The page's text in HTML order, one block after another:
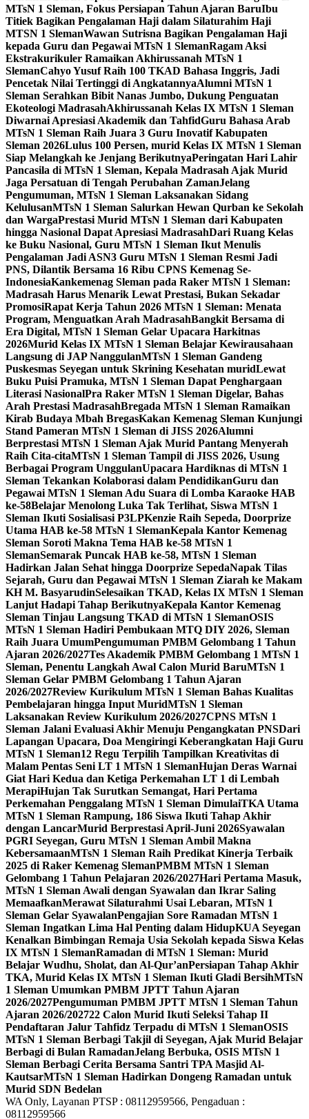
MTsN 1 Sleman, Fokus Persiapan Tahun Ajaran BaruIbu
Titiek Bagikan Pengalaman Haji dalam Silaturahim Haji
MTSN 1 SlemanWawan Sutrisna Bagikan Pengalaman Haji
kepada Guru dan Pegawai MTsN 1 SlemanRagam Aksi
Ekstrakurikuler Ramaikan Akhirussanah MTsN 1
SlemanCahyo Yusuf Raih 100 TKAD Bahasa Inggris, Jadi
Pencetak Nilai Tertinggi di AngkatannyaAlumni MTsN 1
Sleman Serahkan Bibit Nanas Jumbo, Dukung Penguatan
Ekoteologi MadrasahAkhirussanah Kelas IX MTsN 1 Sleman
Diwarnai Apresiasi Akademik dan TahfidGuru Bahasa Arab
MTsN 1 Sleman Raih Juara 3 Guru Inovatif Kabupaten
Sleman 2026Lulus 100 Persen, murid Kelas IX MTsN 1 Sleman
Siap Melangkah ke Jenjang BerikutnyaPeringatan Hari Lahir
Pancasila di MTsN 1 Sleman, Kepala Madrasah Ajak Murid
Jaga Persatuan di Tengah Perubahan ZamanJelang
Pengumuman, MTsN 1 Sleman Laksanakan Sidang
KelulusanMTsN 1 Sleman Salurkan Hewan Qurban ke Sekolah
dan WargaPrestasi Murid MTsN 1 Sleman dari Kabupaten
hingga Nasional Dapat Apresiasi MadrasahDari Ruang Kelas
ke Buku Nasional, Guru MTsN 1 Sleman Ikut Menulis
Pengalaman Jadi ASN3 Guru MTsN 1 Sleman Resmi Jadi
PNS, Dilantik Bersama 16 Ribu CPNS Kemenag Se-
IndonesiaKankemenag Sleman pada Raker MTsN 1 Sleman:
Madrasah Harus Menarik Lewat Prestasi, Bukan Sekadar
PromosiRapat Kerja Tahun 2026 MTsN 1 Sleman: Menata
Program, Menguatkan Arah MadrasahBangkit Bersama di
Era Digital, MTsN 1 Sleman Gelar Upacara Harkitnas
2026Murid Kelas IX MTsN 1 Sleman Belajar Kewirausahaan
Langsung di JAP NanggulanMTsN 1 Sleman Gandeng
Puskesmas Seyegan untuk Skrining Kesehatan muridLewat
Buku Puisi Pramuka, MTsN 1 Sleman Dapat Penghargaan
Literasi NasionalPra Raker MTsN 1 Sleman Digelar, Bahas
Arah Prestasi MadrasahBregada MTsN 1 Sleman Ramaikan
Kirab Budaya Mbah BregasKakan Kemenag Sleman Kunjungi
Stand Pameran MTsN 1 Sleman di JISS 2026Alumni
Berprestasi MTsN 1 Sleman Ajak Murid Pantang Menyerah
Raih Cita-citaMTsN 1 Sleman Tampil di JISS 2026, Usung
Berbagai Program UnggulanUpacara Hardiknas di MTsN 1
Sleman Tekankan Kolaborasi dalam PendidikanGuru dan
Pegawai MTsN 1 Sleman Adu Suara di Lomba Karaoke HAB
ke-58Belajar Menolong Luka Tak Terlihat, Siswa MTsN 1
Sleman Ikuti Sosialisasi P3LPKenzie Raih Sepeda, Doorprize
Utama HAB ke-58 MTsN 1 SlemanKepala Kantor Kemenag
Sleman Soroti Makna Tema HAB ke-58 MTsN 1
SlemanSemarak Puncak HAB ke-58, MTsN 1 Sleman
Hadirkan Jalan Sehat hingga Doorprize SepedaNapak Tilas
Sejarah, Guru dan Pegawai MTsN 1 Sleman Ziarah ke Makam
KH M. BasyarudinSelesaikan TKAD, Kelas IX MTsN 1 Sleman
Lanjut Hadapi Tahap BerikutnyaKepala Kantor Kemenag
Sleman Tinjau Langsung TKAD di MTsN 1 SlemanOSIS
MTsN 1 Sleman Hadiri Pembukaan MTQ DIY 2026, Sleman
Raih Juara UmumPengumuman PMBM Gelombang 1 Tahun
Ajaran 2026/2027Tes Akademik PMBM Gelombang 1 MTsN 1
Sleman, Penentu Langkah Awal Calon Murid BaruMTsN 1
Sleman Gelar PMBM Gelombang 1 Tahun Ajaran
2026/2027Review Kurikulum MTsN 1 Sleman Bahas Kualitas
Pembelajaran hingga Input MuridMTsN 1 Sleman
Laksanakan Review Kurikulum 2026/2027CPNS MTsN 1
Sleman Jalani Evaluasi Akhir Menuju Pengangkatan PNSDari
Lapangan Upacara, Doa Mengiringi Keberangkatan Haji Guru
MTsN 1 Sleman12 Regu Terpilih Tampilkan Kreativitas di
Malam Pentas Seni LT 1 MTsN 1 SlemanHujan Deras Warnai
Giat Hari Kedua dan Ketiga Perkemahan LT 1 di Lembah
MerapiHujan Tak Surutkan Semangat, Hari Pertama
Perkemahan Penggalang MTsN 1 Sleman DimulaiTKA Utama
MTsN 1 Sleman Rampung, 186 Siswa Ikuti Tahap Akhir
dengan LancarMurid Berprestasi April-Juni 2026Syawalan
PGRI Seyegan, Guru MTsN 1 Sleman Ambil Makna
KebersamaanMTsN 1 Sleman Raih Predikat Kinerja Terbaik
2025 di Raker Kemenag SlemanPMBM MTsN 1 Sleman
Gelombang 1 Tahun Pelajaran 2026/2027Hari Pertama Masuk,
MTsN 1 Sleman Awali dengan Syawalan dan Ikrar Saling
MemaafkanMerawat Silaturahmi Usai Lebaran, MTsN 1
Sleman Gelar SyawalanPengajian Sore Ramadan MTsN 1
Sleman Ingatkan Lima Hal Penting dalam HidupKUA Seyegan
Kenalkan Bimbingan Remaja Usia Sekolah kepada Siswa Kelas
IX MTsN 1 SlemanRamadan di MTsN 1 Sleman: Murid
Belajar Wudhu, Sholat, dan Al-Qur’anPersiapan Tahap Akhir
TKA, Murid Kelas IX MTsN 1 Sleman Ikuti Gladi BersihMTsN
1 Sleman Umumkan PMBM JPTT Tahun Ajaran
2026/2027Pengumuman PMBM JPTT MTsN 1 Sleman Tahun
Ajaran 2026/202722 Calon Murid Ikuti Seleksi Tahap II
Pendaftaran Jalur Tahfidz Terpadu di MTsN 1 SlemanOSIS
MTsN 1 Sleman Berbagi Takjil di Seyegan, Ajak Murid Belajar
Berbagi di Bulan RamadanJelang Berbuka, OSIS MTsN 1
Sleman Berbagi Cerita Bersama Santri TPA Masjid Al-
KautsarMTsN 1 Sleman Hadirkan Dongeng Ramadan untuk
Murid SDN Bedelan
WA Only, Layanan PTSP : 08112959566, Pengaduan :
08112959566